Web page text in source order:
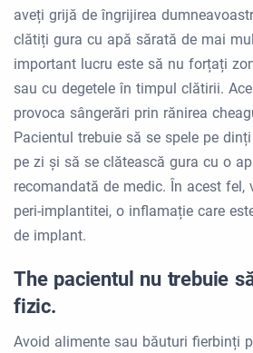
aveți grijă de îngrijirea
clătiți gura cu apă sărată de mai
important lucru este să nu forțați
sau cu degetele în timpul clătirii.
provoca sângerări prin rănirea
Pacientul trebuie să se spele pe
pe zi și să se clătească gura cu o
recomandată de medic. În acest fel,
peri-implantitei, o inflamație care
de implant.
The pacientul nu trebuie
fizic.
Avoid alimente sau băuturi fierbinți